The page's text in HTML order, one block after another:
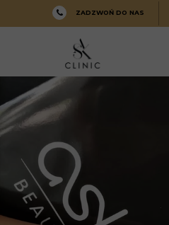
ZADZWOŃ DO NAS